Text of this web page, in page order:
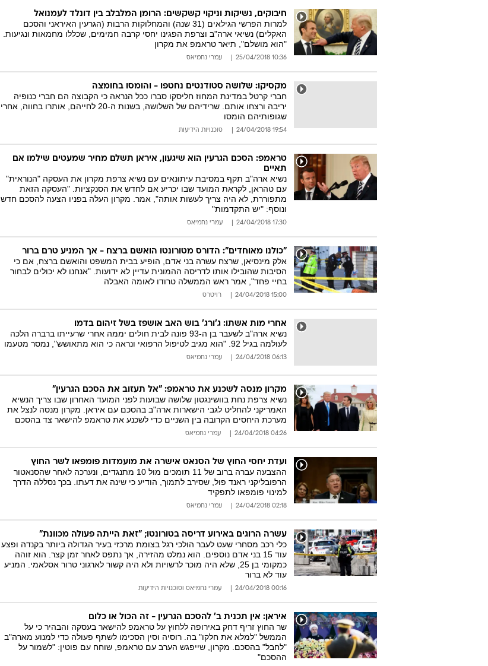
חיבוקים, נשיקות וניקוי קשקשים: הרומן המלבלב בין דונלד לעמנואל
למרות הפרשי הגילאים (31 שנה) והמחלוקות הרבות (הגרעין האיראני והסכם
האקלים) נשיאי ארה"ב וצרפת הפגינו יחסי קרבה חמימים, שכללו מחמאות ונגיעות.
"הוא מושלם", תיאר טראמפ את מקרון
10:36 25/04/2018 עמרי נחמיאס
מקסיקו: שלושה סטודנטים נחטפו - והומסו בחומצה
חברי קרטל במדינת המחוז חליסקו סברו ככל הנראה כי הקבוצה הם חברי כנופיה
יריבה ורצחו אותם. שרידיהם של השלושה, בשנות ה-20 לחייהם, אותרו בחווה, אחרי
שגופותיהם הומסו
19:54 24/04/2018 סוכנויות הידיעות
טראמפ: הסכם הגרעין הוא שיגעון, איראן תשלם מחיר שמעטים שילמו אם
תאיים
נשיא ארה"ב תקף במסיבת עיתונאים עם נשיא צרפת מקרון את העסקה "הנוראית"
עם טהראן, לקראת המועד שבו יכריע אם לחדש את הסנקציות. "העסקה הזאת
מתפוררת, לא היה צריך לעשות אותה", אמר. מקרון העלה בפניו הצעה להסכם חדש
ונוסף: "יש התקדמות"
17:30 24/04/2018 עמרי נחמיאס
"כולנו מאוחדים": הדורס מטורונטו הואשם ברצח - אך המניע טרם ברור
אלק מינסיאן, שרצח עשרה בני אדם, הופיע בבית המשפט והואשם ברצח, אם כי
הסיבות שהובילו אותו לדריסה ההמונית עדיין לא ידועות. "אנחנו לא יכולים לבחור
בחיי פחד", אמר ראש הממשלה טרודו לאומה האבלה
15:00 24/04/2018 רויטרס
אחרי מות אשתו: ג'ורג' בוש האב אושפז בשל זיהום בדמו
נשיא ארה"ב לשעבר בן ה-93 פונה לבית חולים יממה אחרי שרעייתו ברברה הלכה
לעולמה בגיל 92. "הוא מגיב לטיפול הרפואי ונראה כי הוא מתאושש", נמסר מטעמו
06:13 24/04/2018 עמרי נחמיאס
מקרון מנסה לשכנע את טראמפ: "אל תעזוב את הסכם הגרעין"
נשיא צרפת נחת בוושינגטון שלושה שבועות לפני המועד האחרון שבו צריך הנשיא
האמריקני להחליט לגבי הישארות ארה"ב בהסכם עם איראן. מקרון מנסה לנצל את
מערכת היחסים הקרובה בין השניים כדי לשכנע את טראמפ להישאר צד בהסכם
04:26 24/04/2018 עמרי נחמיאס
ועדת יחסי החוץ של הסנאט אישרה את מועמדות פומפאו לשר החוץ
ההצבעה עברה ברוב של 11 תומכים מול 10 מתנגדים, ונערכה לאחר שהסנאטור
הרפובליקני ראנד פול, שסירב לתמוך, הודיע כי שינה את דעתו. בכך נסללה הדרך
למינוי פומפאו לתפקיד
02:18 24/04/2018 עמרי נחמיאס
עשרה הרוגים באירוע דריסה בטורונטו; "זאת הייתה פעולה מכוונת"
כלי רכב מסחרי שעט לעבר הולכי רגל בצומת מרכזי בעיר הגדולה ביותר בקנדה ופצע
עוד 15 בני אדם נוספים. הוא נמלט מהזירה, אך נתפס לאחר זמן קצר. הוא זוהה
כמקומי בן 25, שלא היה מוכר לרשויות ולא היה קשור לארגוני טרור אסלאמי. המניע
עוד לא ברור
00:16 24/04/2018 עמרי נחמיאס וסוכנויות הידיעות
איראן: אין תכנית ב' להסכם הגרעין - זה הכול או כלום
שר החוץ זריף דחק באירופה ללחוץ על טראמפ להישאר בעסקה והבהיר כי על
הממשל "למלא את חלקו" בה. רוסיה וסין הסכימו לשתף פעולה כדי למנוע מארה"ב
"לחבל" בהסכם. מקרון, שייפגש הערב עם טראמפ, שוחח עם פוטין: "לשמור על
ההסכם"